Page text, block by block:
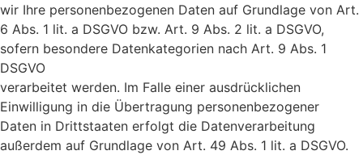
wir Ihre personenbezogenen Daten auf Grundlage von Art.
6 Abs. 1 lit. a DSGVO bzw. Art. 9 Abs. 2 lit. a DSGVO,
sofern besondere Datenkategorien nach Art. 9 Abs. 1
DSGVO
verarbeitet werden. Im Falle einer ausdrücklichen
Einwilligung in die Übertragung personenbezogener
Daten in Drittstaaten erfolgt die Datenverarbeitung
außerdem auf Grundlage von Art. 49 Abs. 1 lit. a DSGVO.